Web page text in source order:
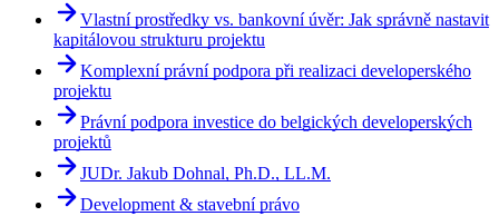
Vlastní prostředky vs. bankovní úvěr: Jak správně nastavit
kapitálovou strukturu projektu
Komplexní právní podpora při realizaci developerského
projektu
Právní podpora investice do belgických developerských
projektů
JUDr. Jakub Dohnal, Ph.D., LL.M.
Development & stavební právo